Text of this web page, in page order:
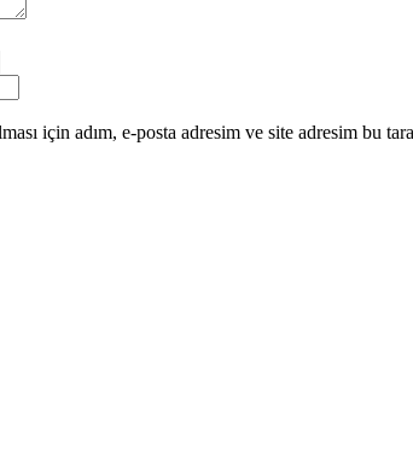
için adım, e-posta adresim ve site adresim bu